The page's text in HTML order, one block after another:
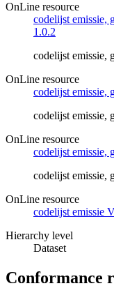
OnLine resource
codelijst emissie,
1.0.2
codelijst emissie,
OnLine resource
codelijst emissie,
codelijst emissie,
OnLine resource
codelijst emissie,
codelijst emissie,
OnLine resource
codelijst emissie
Hierarchy level
Dataset
Conformance